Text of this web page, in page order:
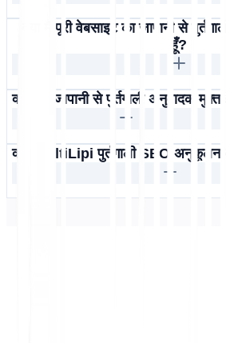
क्या मैं पूरी वेबसाइट का जापानी से
हूँ?
क्या यह जापानी से पुर्तगाली अनुवादक मुफ़्त
क्या MultiLipi पुर्तगाली SEO अनुकूलन